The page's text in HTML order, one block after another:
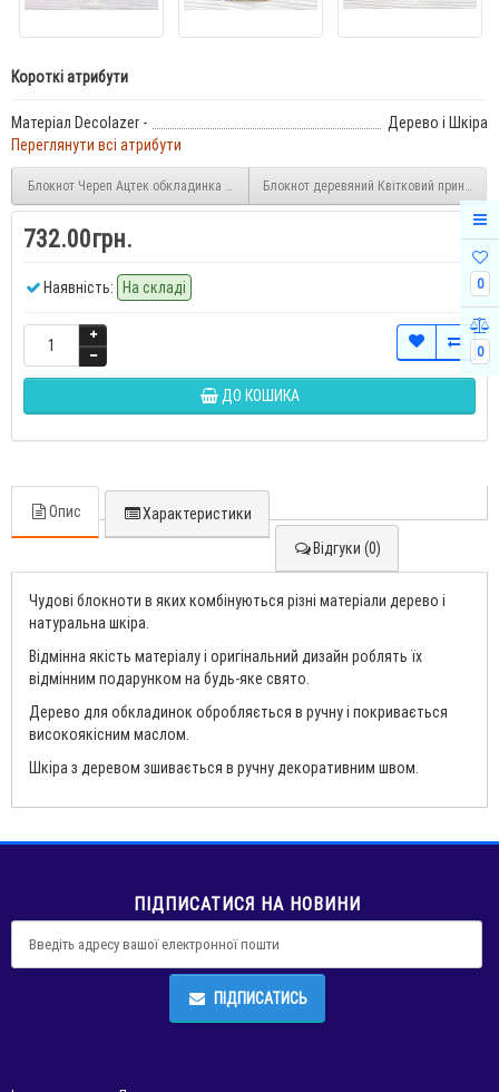
0
0
Короткі атрибути
Матеріал Decolazer -
Дерево і Шкіра
Переглянути всі атрибути
Блокнот Череп Ацтек обкладинка з натурального дерева і натуральної шкіри з
Блокнот деревяний Квітковий принт з
732.00грн.
Наявність: На складі
ДО КОШИКА
Опис
Характеристики
Відгуки (0)
Чудові блокноти в яких комбінуються різні матеріали дерево і
натуральна шкіра.
Відмінна якість матеріалу і оригінальний дизайн роблять їх
відмінним подарунком на будь-яке свято.
Дерево для обкладинок обробляється в ручну і покривається
високоякісним маслом.
Шкіра з деревом зшивається в ручну декоративним швом.
ПІДПИСАТИСЯ НА НОВИНИ
ПІДПИСАТИСЬ